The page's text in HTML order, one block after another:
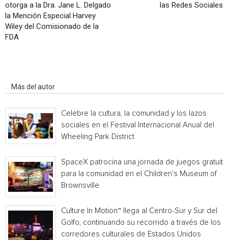
otorga a la Dra. Jane L. Delgado
la Mención Especial Harvey
Wiley del Comisionado de la
FDA
las Redes Sociales
Más del autor
Celebre la cultura, la comunidad y los lazos
sociales en el Festival Internacional Anual del
Wheeling Park District
SpaceX patrocina una jornada de juegos gratuita
para la comunidad en el Children’s Museum of
Brownsville
Culture In Motion™ llega al Centro-Sur y Sur del
Golfo, continuando su recorrido a través de los
corredores culturales de Estados Unidos